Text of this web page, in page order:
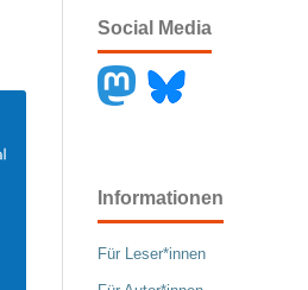
Social Media
Informationen
Für Leser*innen